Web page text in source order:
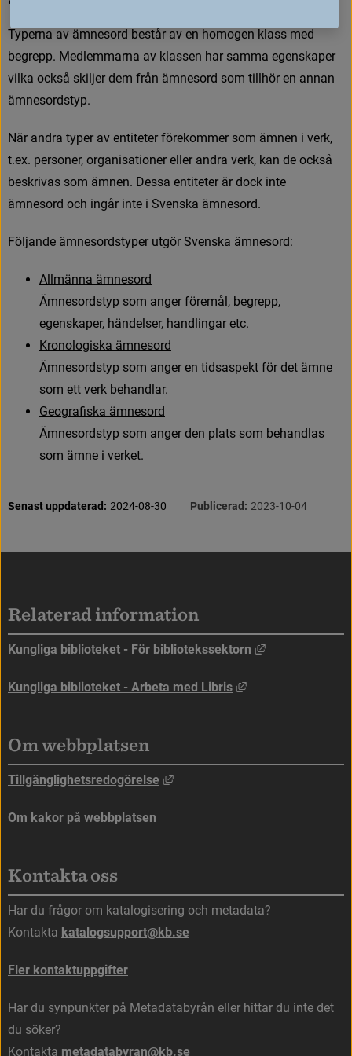
Typerna av ämnesord består av en homogen klass med
begrepp. Medlemmarna av klassen har samma egenskaper
vilka också skiljer dem från ämnesord som tillhör en annan
ämnesordstyp.
När andra typer av entiteter förekommer som ämnen i verk,
t.ex. personer, organisationer eller andra verk, kan de också
beskrivas som ämnen. Dessa entiteter är dock inte
ämnesord och ingår inte i Svenska ämnesord.
Följande ämnesordstyper utgör Svenska ämnesord:
Allmänna ämnesord
Ämnesordstyp som anger föremål, begrepp,
egenskaper, händelser, handlingar etc.
Kronologiska ämnesord
Ämnesordstyp som anger en tidsaspekt för det ämne
som ett verk behandlar.
Geografska ämnesord
Ämnesordstyp som anger den plats som behandlas
som ämne i verket.
Sidinformation
Senast uppdaterad: 2024-08-30 Publicerad: 2023-10-04
Relaterad information
Kungliga biblioteket - För bibliotekssektorn Länk till annan
Kungliga biblioteket - Arbeta med Libris Länk till annan
Om webbplatsen
Tillgänglighetsredogörelse Länk till annan webbplats,
Om kakor på webbplatsen
Kontakta oss
Har du frågor om katalogisering och metadata?
Kontakta katalogsupport@kb.se
Fler kontaktuppgifter
Har du synpunkter på Metadatabyrån eller hittar du inte det
du söker?
Kontakta metadatabyran@kb.se